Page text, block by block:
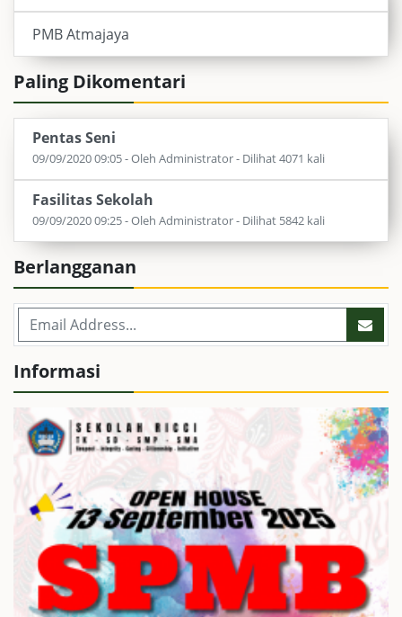
PMB Atmajaya
Paling Dikomentari
Pentas Seni
09/09/2020 09:05 - Oleh Administrator - Dilihat 4071 kali
Fasilitas Sekolah
09/09/2020 09:25 - Oleh Administrator - Dilihat 5842 kali
Berlangganan
Informasi